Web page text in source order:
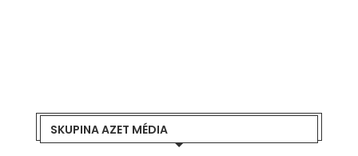
SKUPINA AZET MÉDIA